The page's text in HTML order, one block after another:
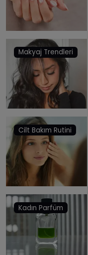
Makyaj Trendleri
Cilt Bakım Rutini
Kadın Parfüm